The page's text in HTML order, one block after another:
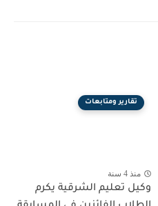
تقارير ومتابعات
منذ 4 سنة
وكيل تعليم الشرقية يكرم